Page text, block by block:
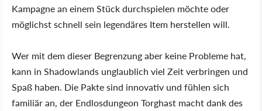
Kampagne an einem Stück durchspielen möchte oder
möglichst schnell sein legendäres Item herstellen will.
Wer mit dem dieser Begrenzung aber keine Probleme hat,
kann in Shadowlands unglaublich viel Zeit verbringen und
Spaß haben. Die Pakte sind innovativ und fühlen sich
familiär an, der Endlosdungeon Torghast macht dank des